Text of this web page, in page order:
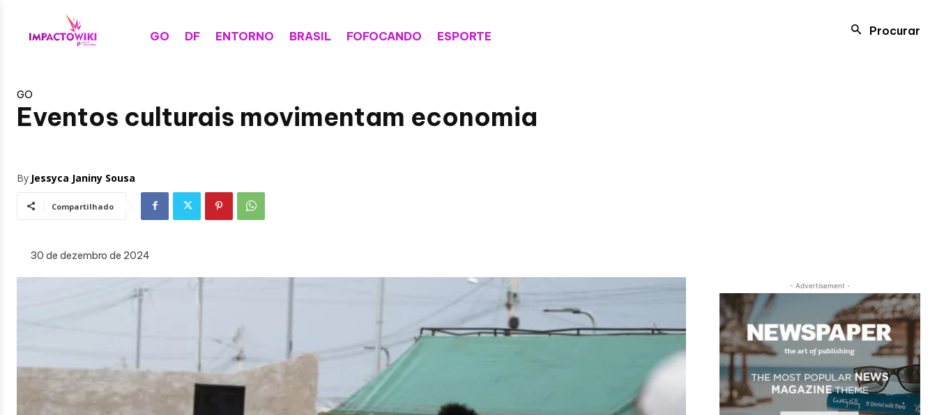
GO DF ENTORNO BRASIL FOFOCANDO ESPORTE Procurar
GO
Eventos culturais movimentam economia
By Jessyca Janiny Sousa
Compartilhado
30 de dezembro de 2024
- Advertisement -